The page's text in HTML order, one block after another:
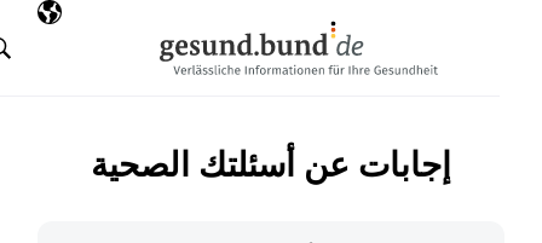
اللغة
البحث
إجابات عن أسئلتك الصحية